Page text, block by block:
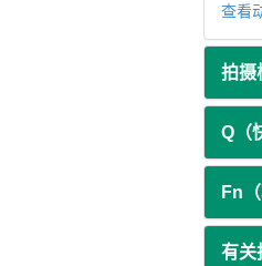
查看
拍摄
Q（
Fn
有关